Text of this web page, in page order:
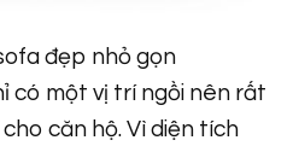
đẹp nhỏ gọn
có một vị trí ngồi nên rất
căn hộ. Vì diện tích